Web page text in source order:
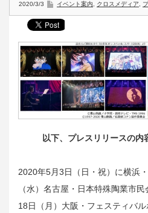
2020/3/3 イベント案内 クロスメディア
以下、プレスリリースの内
2020年5月3日（日・祝）に横浜
（水）名古屋・日本特殊陶業市
18日（月）大阪・フェスティバ